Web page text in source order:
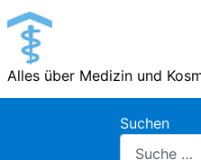
Alles über Medizin und
Suchen